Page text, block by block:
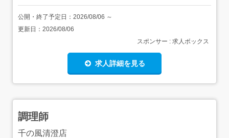
公開・終了予定日： 2026/08/06 ～
更新日： 2026/08/06
スポンサー : 求人ボックス
求人詳細を見る
調理師
千の風清澄店